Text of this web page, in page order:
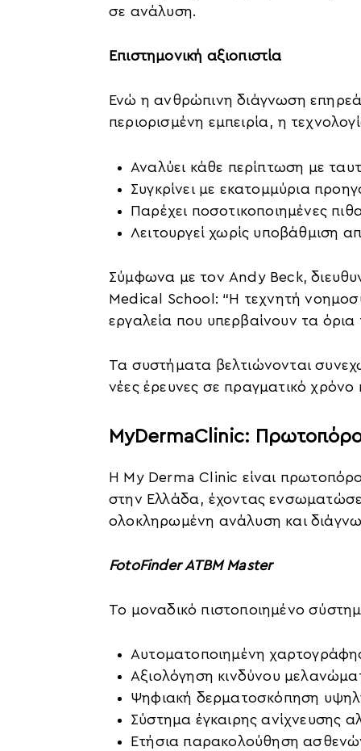
σε ανάλυση.
Επιστημονική αξιοπιστία
Ενώ η ανθρώπινη διάγνωση
περιορισμένη εμπειρία, η
Αναλύει κάθε περίπτωση με
Συγκρίνει με εκατομμύρια
Παρέχει ποσοτικοποιημένες
Λειτουργεί χωρίς υποβάθμιση
Σύμφωνα με τον Andy Beck,
Medical School: “Η τεχνητή
εργαλεία που υπερβαίνουν τα
Τα συστήματα βελτιώνονται
νέες έρευνες σε πραγματικό
MyDermaClinic:
Η My Derma Clinic είναι
στην Ελλάδα, έχοντας
ολοκληρωμένη ανάλυση και
FotoFinder ATBM Master
Το μοναδικό πιστοποιημένο
Αυτοματοποιημένη
Αξιολόγηση κινδύνου
Ψηφιακή δερματοσκόπηση
Σύστημα έγκαιρης ανίχνευσης
Ετήσια παρακολούθηση